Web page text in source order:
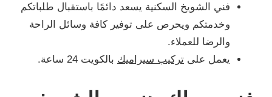
فني الشويخ السكنية يسعد دائمًا باستقبال طلباتكم
وخدمتكم ويحرص على توفير كافة وسائل الراحة
والرضا للعملاء.
يعمل على تركيب سيراميك بالكويت 24 ساعة.